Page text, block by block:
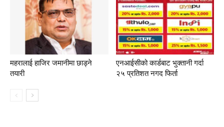
महरालाई हाजिर जमानीमा छाड्ने
तयारी
एनआईसीको कार्डबाट भुक्तानी गर्दा
२५ प्रतिशत नगद फिर्ता